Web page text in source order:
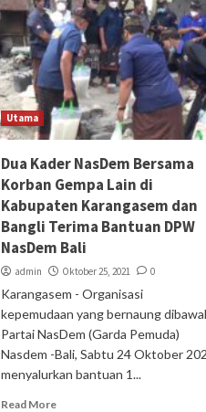
Utama
Dua Kader NasDem Bersama
Korban Gempa Lain di
Kabupaten Karangasem dan
Bangli Terima Bantuan DPW
NasDem Bali
admin Oktober 25, 2021 0
Karangasem - Organisasi
kepemudaan yang bernaung
Partai NasDem (Garda Pemuda)
Nasdem -Bali, Sabtu 24 Oktober
menyalurkan bantuan 1...
Read More